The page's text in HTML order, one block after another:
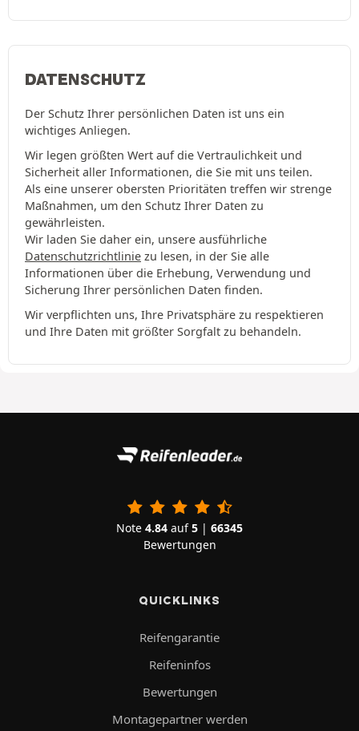
DATENSCHUTZ
Der Schutz Ihrer persönlichen Daten ist uns ein
wichtiges Anliegen.
Wir legen größten Wert auf die Vertraulichkeit und
Sicherheit aller Informationen, die Sie mit uns teilen.
Als eine unserer obersten Prioritäten treffen wir strenge
Maßnahmen, um den Schutz Ihrer Daten zu
gewährleisten.
Wir laden Sie daher ein, unsere ausführliche
Datenschutzrichtlinie zu lesen, in der Sie alle
Informationen über die Erhebung, Verwendung und
Sicherung Ihrer persönlichen Daten finden.
Wir verpflichten uns, Ihre Privatsphäre zu respektieren
und Ihre Daten mit größter Sorgfalt zu behandeln.
Note 4.84 auf5 | 66345
Bewertungen
QUICKLINKS
Reifengarantie
Reifeninfos
Bewertungen
Montagepartner werden